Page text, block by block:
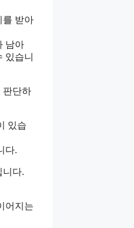
를 받아
남아
있습니
판단하
있습
다.
니다.
어지는